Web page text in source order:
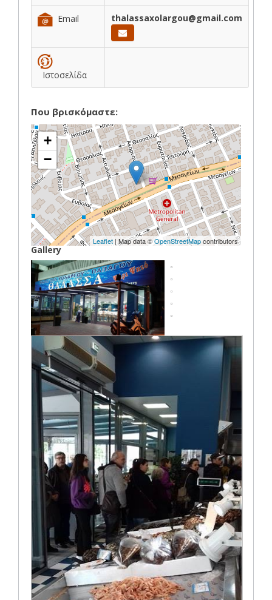
Email thalassaxolargou@gmail.com
Ιστοσελίδα
Που βρισκόμαστε:
+
−
Leaflet | Map data ©OpenStreetMapcontributors
Gallery